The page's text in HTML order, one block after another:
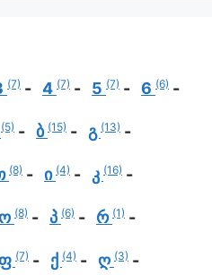
(7) 4 (7) 5 (7) 6 (6)
(5) ბ (15) გ (13)
(8) ი (4) კ (16)
ო (8) პ (6) რ (1)
(7) ქ (4) ღ (3)